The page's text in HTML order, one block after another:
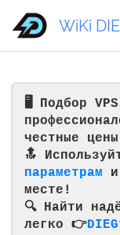
🖥️ Подбор
честные
🔝
параметрам
месте!
🔍 Найти
легко 👉
WiKi